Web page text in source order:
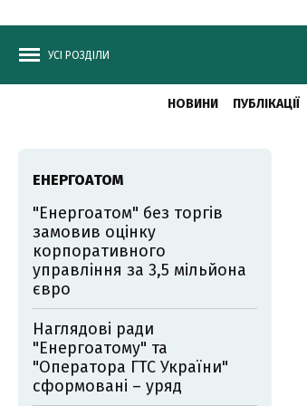
УСІ РОЗДІЛИ
НОВИНИ ПУБЛІКАЦІЇ
ЕНЕРГОАТОМ
"Енергоатом" без торгів
замовив оцінку
корпоративного
управління за 3,5 мільйона
євро
Наглядові ради
"Енергоатому" та
"Оператора ГТС України"
сформовані – уряд